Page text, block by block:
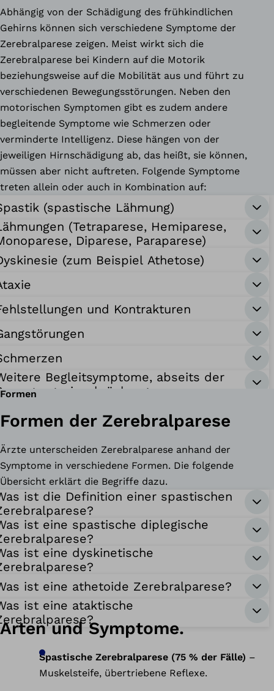
Abhängig von der Schädigung des frühkindlichen
Gehirns können sich verschiedene Symptome der
Zerebralparese zeigen. Meist wirkt sich die
Zerebralparese bei Kindern auf die Motorik
beziehungsweise auf die Mobilität aus und führt zu
verschiedenen Bewegungsstörungen. Neben den
motorischen Symptomen gibt es zudem andere
begleitende Symptome wie Schmerzen oder
verminderte Intelligenz. Diese hängen von der
jeweiligen Hirnschädigung ab, das heißt, sie können,
müssen aber nicht auftreten. Folgende Symptome
treten allein oder auch in Kombination auf:
(spastische Lähmung)
(Tetraparese, Hemiparese,
Diparese, Paraparese)
(zum Beispiel Athetose)
und Kontrakturen
Begleitsymptome, abseits der
Formen
Formen der Zerebralparese
Ärzte unterscheiden Zerebralparese anhand der
Symptome in verschiedene Formen. Die folgende
Übersicht erklärt die Begriffe dazu.
ist die Definition einer spastischen
ist eine spastische diplegische
ist eine dyskinetische
ist eine athetoide Zerebralparese?
ist eine ataktische
Arten und Symptome.
Spastische Zerebralparese (75 % der Fälle) –
Muskelsteife, übertriebene Reflexe.